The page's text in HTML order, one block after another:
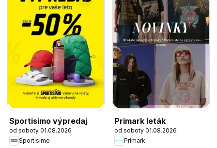
Sportisimo výpredaj
od soboty 01.08.2026
Sportisimo
Primark leták
od soboty 01.08.2026
Primark